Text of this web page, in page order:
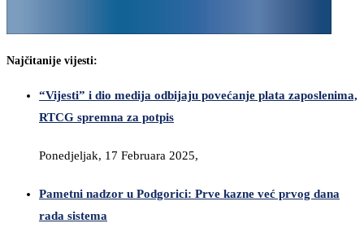
Najčitanije vijesti:
“Vijesti” i dio medija odbijaju povećanje plata zaposlenima,
RTCG spremna za potpis
Ponedjeljak, 17 Februara 2025,
Pametni nadzor u Podgorici: Prve kazne već prvog dana
rada sistema